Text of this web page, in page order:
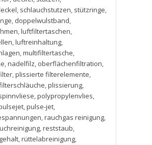
, schlauchstutzen, stützringe,
, doppelwulstband,
,luftfiltertaschen,
,luftreinhaltung,
,multifiltertasche,
,nadelfilz, oberflächenfiltration,
,plissierte filterelemente,
,plissierung,
,polypropylenvlies,
,pulse-jet,
,rauchgas reinigung,
,reststaub,
,rüttelabreinigung,